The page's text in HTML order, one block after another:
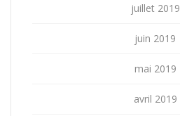
juillet 2019
juin 2019
mai 2019
avril 2019